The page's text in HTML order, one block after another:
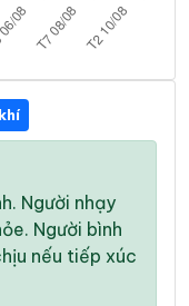
Người nhạy
Người bình
nếu tiếp xúc